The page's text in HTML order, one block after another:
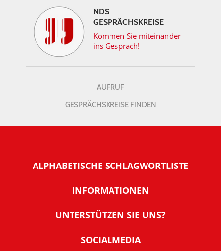
NDS
GESPRÄCHSKREISE
Kommen Sie miteinander
ins Gespräch!
AUFRUF
GESPRÄCHSKREISE FINDEN
ALPHABETISCHE SCHLAGWORTLISTE
INFORMATIONEN
Warum NachDenkSeiten
Tipps zur Nutzung der NachDenkSeiten
UNTERSTÜTZEN SIE UNS?
SOCIALMEDIA